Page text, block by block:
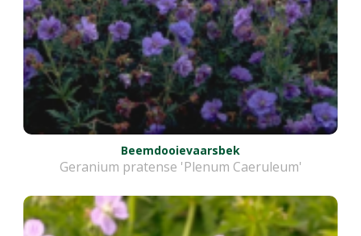
Beemdooievaarsbek
Geranium pratense 'Plenum Caeruleum'